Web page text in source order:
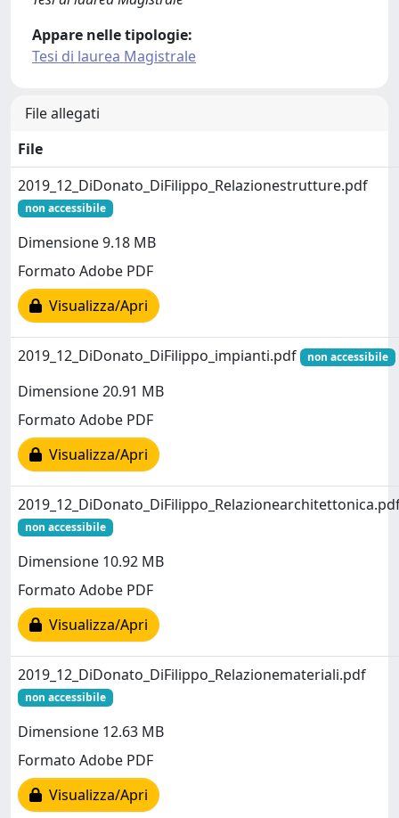
Appare nelle tipologie:
Tesi di laurea Magistrale
File allegati
File
2019_12_DiDonato_DiFilippo_Relazionestrutture.pdf
non accessibile
Dimensione 9.18 MB
Formato Adobe PDF
Visualizza/Apri
2019_12_DiDonato_DiFilippo_impianti.pdf non accessibile
Dimensione 20.91 MB
Formato Adobe PDF
Visualizza/Apri
non accessibile
Dimensione 10.92 MB
Formato Adobe PDF
Visualizza/Apri
2019_12_DiDonato_DiFilippo_Relazionemateriali.pdf
non accessibile
Dimensione 12.63 MB
Formato Adobe PDF
Visualizza/Apri